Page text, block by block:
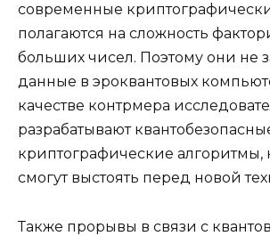
современные
полагаются на сложность
больших чисел. Поэтому они не
данные в эроквантовых
качестве контрмера
разрабатывают
криптографические алгоритмы,
смогут выстоять перед новой
Также прорывы в связи с